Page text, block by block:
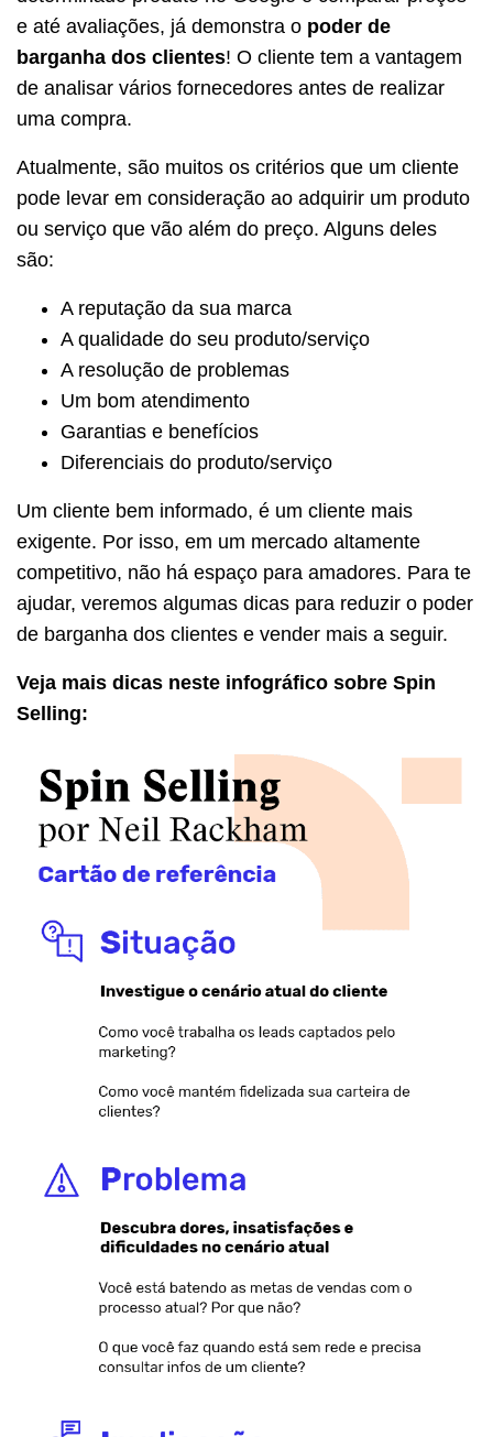
e até avaliações, já demonstra o poder de
barganha dos clientes! O cliente tem a vantagem
de analisar vários fornecedores antes de realizar
uma compra.
Atualmente, são muitos os critérios que um cliente
pode levar em consideração ao adquirir um produto
ou serviço que vão além do preço. Alguns deles
são:
A reputação da sua marca
A qualidade do seu produto/serviço
A resolução de problemas
Um bom atendimento
Garantias e benefícios
Diferenciais do produto/serviço
Um cliente bem informado, é um cliente mais
exigente. Por isso, em um mercado altamente
competitivo, não há espaço para amadores. Para te
ajudar, veremos algumas dicas para reduzir o poder
de barganha dos clientes e vender mais a seguir.
Veja mais dicas neste infográfico sobre Spin
Selling: